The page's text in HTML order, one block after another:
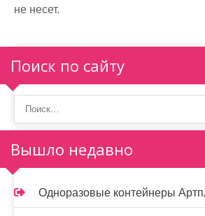
не несет.
Поиск по сайту
Вышло недавно
Одноразовые контейнеры